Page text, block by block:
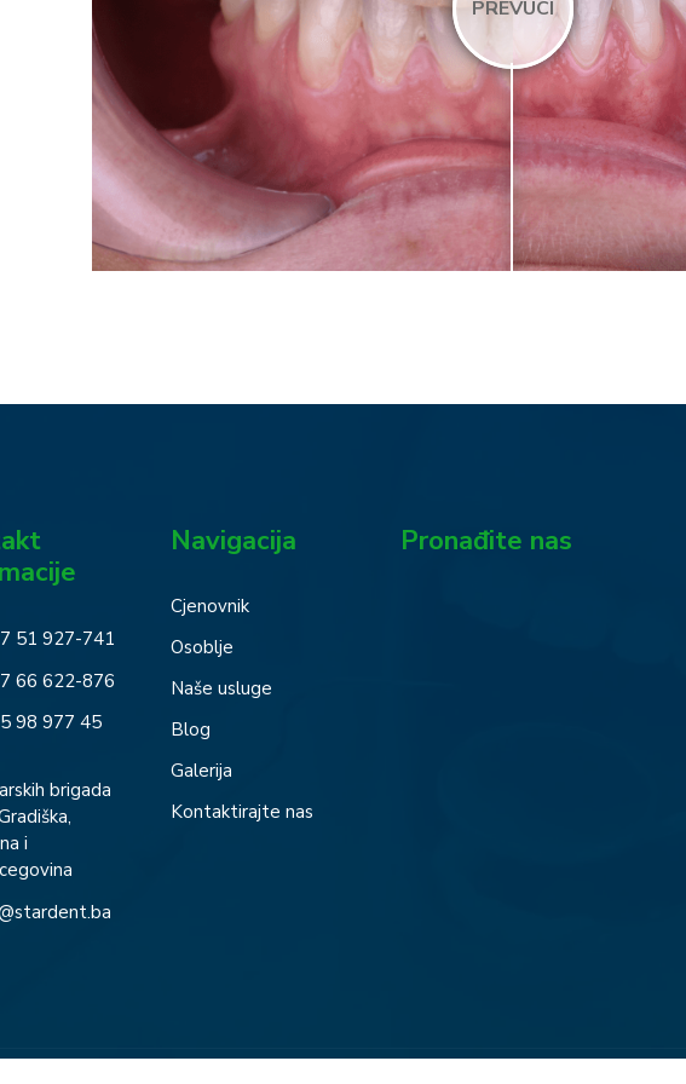
PREVUCI
51 927-741
66 622-876
98 977 45
brigada
i
Navigacija
Cjenovnik
Osoblje
Naše usluge
Blog
Galerija
Kontaktirajte nas
Pronađite nas